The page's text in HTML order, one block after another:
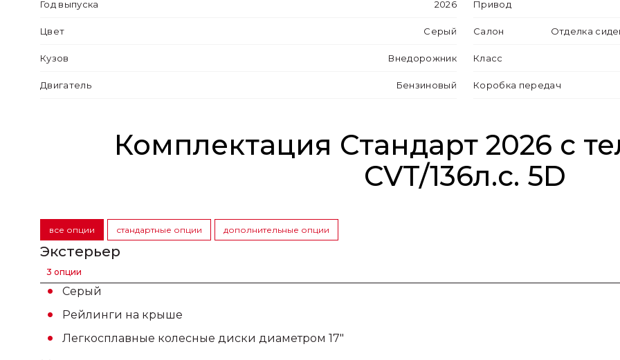
Год выпуска 2026
Цвет Серый
Кузов Внедорожник
Двигатель Бензиновый
Привод
Салон Отделка
Класс
Коробка передач
Комплектация Стандарт 2026 с
CVT/136л.с. 5D
все опции стандартные опции дополнительные опции
Экстерьер
3 опции
Серый
Рейлинги на крыше
Легкосплавные колесные диски диаметром 17"